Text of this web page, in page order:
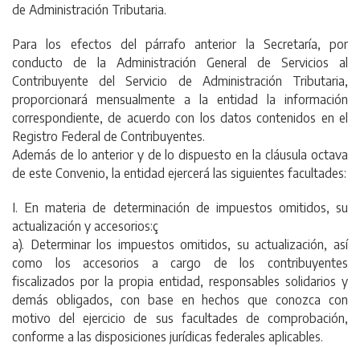
de Administración Tributaria.
Para los efectos del párrafo anterior la Secretaría, por
conducto de la Administración General de Servicios al
Contribuyente del Servicio de Administración Tributaria,
proporcionará mensualmente a la entidad la información
correspondiente, de acuerdo con los datos contenidos en el
Registro Federal de Contribuyentes.
Además de lo anterior y de lo dispuesto en la cláusula octava
de este Convenio, la entidad ejercerá las siguientes facultades:
I. En materia de determinación de impuestos omitidos, su
actualización y accesorios:ç
a). Determinar los impuestos omitidos, su actualización, así
como los accesorios a cargo de los contribuyentes
fiscalizados por la propia entidad, responsables solidarios y
demás obligados, con base en hechos que conozca con
motivo del ejercicio de sus facultades de comprobación,
conforme a las disposiciones jurídicas federales aplicables.